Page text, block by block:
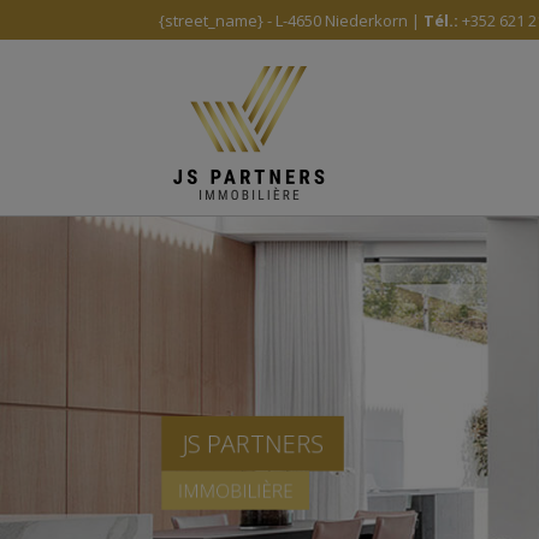
{street_name} - L-4650 Niederkorn | Tél.: +352 621
JS PARTNERS
IMMOBILIÈRE